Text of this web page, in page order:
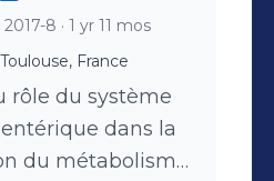
2017-8 · 1 yr 11 mos
France
rôle du système
dans la
du métabolisme